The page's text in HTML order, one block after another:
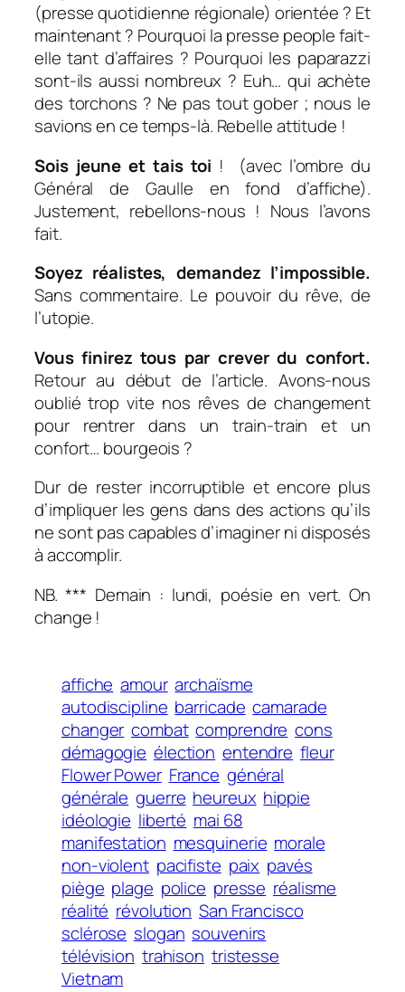
(presse quotidienne régionale) orientée ? Et
maintenant ? Pourquoi la presse people fait-
elle tant d’affaires ? Pourquoi les paparazzi
sont-ils aussi nombreux ? Euh… qui achète
des torchons ? Ne pas tout gober ; nous le
savions en ce temps-là. Rebelle attitude !
Sois jeune et tais toi ! (avec l’ombre du
Général de Gaulle en fond d’affiche).
Justement, rebellons-nous ! Nous l’avons
fait.
Soyez réalistes, demandez l’impossible.
Sans commentaire. Le pouvoir du rêve, de
l’utopie.
Vous finirez tous par crever du confort.
Retour au début de l’article. Avons-nous
oublié trop vite nos rêves de changement
pour rentrer dans un train-train et un
confort… bourgeois ?
Dur de rester incorruptible et encore plus
d’impliquer les gens dans des actions qu’ils
ne sont pas capables d’imaginer ni disposés
à accomplir.
NB. *** Demain : lundi, poésie en vert. On
change !
affiche amour archaïsme
autodiscipline barricade camarade
changer combat comprendre cons
démagogie élection entendre fleur
Flower Power France général
générale guerre heureux hippie
idéologie liberté mai 68
manifestation mesquinerie morale
non-violent pacifiste paix pavés
piège plage police presse réalisme
réalité révolution San Francisco
sclérose slogan souvenirs
télévision trahison tristesse
Vietnam